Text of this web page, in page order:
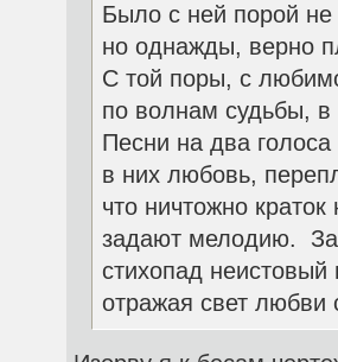
Было с ней порой не
но однажды, верно
С той поры, с
по волнам судьбы, в
Песни на два
в них любовь,
что ничтожно
задают мелодию.
стихопад неистовый
отражая свет любви